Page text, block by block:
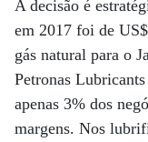
A decisão é
em 2017 foi de
gás natural para o
Petronas
apenas 3% dos
margens. Nos